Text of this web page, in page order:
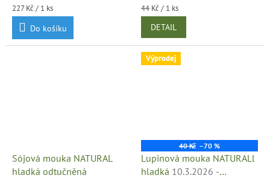
Měrná
cena:
227 Kč / 1 ks
Do košíku
Měrná
cena:
44 Kč / 1 ks
DETAIL
Sójová mouka NATURAL
hladká odtučněná
Výprodej
40 Kč –70 %
Lupinová mouka NATURALl
hladká 10.3.2026 -